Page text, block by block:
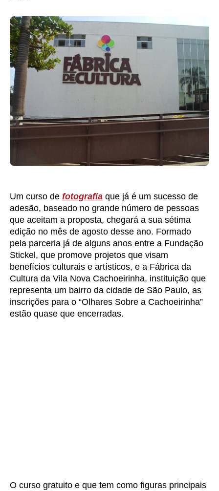
Um curso de fotografia que já é um sucesso de
adesão, baseado no grande número de pessoas
que aceitam a proposta, chegará a sua sétima
edição no mês de agosto desse ano. Formado
pela parceria já de alguns anos entre a Fundação
Stickel, que promove projetos que visam
benefícios culturais e artísticos, e a Fábrica da
Cultura da Vila Nova Cachoeirinha, instituição que
representa um bairro da cidade de São Paulo, as
inscrições para o “Olhares Sobre a Cachoeirinha”
estão quase que encerradas.
O curso gratuito e que tem como figuras principais